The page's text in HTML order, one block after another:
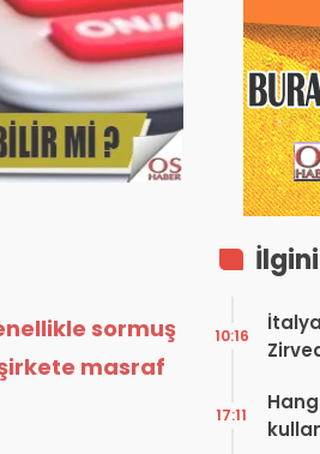
sormuş
şirkete masraf
10:16
17:11